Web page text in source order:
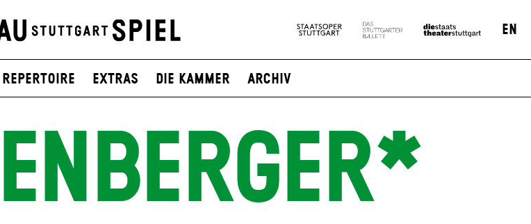
EN
Repertoire Extras Die Kammer Archiv